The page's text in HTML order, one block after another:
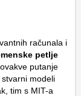
računala i
petlje
putanje
modeli
tim s MIT-a